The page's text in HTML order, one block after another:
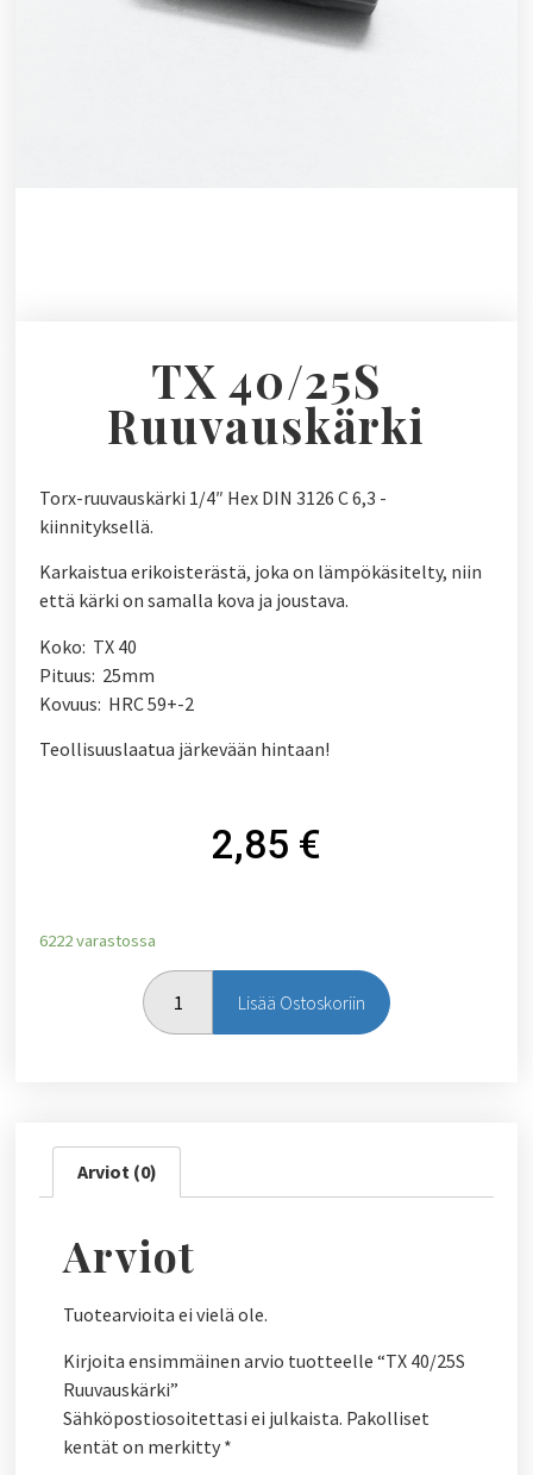
TX 40/25S
Ruuvauskärki
Torx-ruuvauskärki 1/4″ Hex DIN 3126 C 6,3 -
kiinnityksellä.
Karkaistua erikoisterästä, joka on lämpökäsitelty, niin
että kärki on samalla kova ja joustava.
Koko: TX 40
Pituus: 25mm
Kovuus: HRC 59+-2
Teollisuuslaatua järkevään hintaan!
2,85 €
6222 varastossa
Lisää Ostoskoriin
Arviot (0)
Arviot
Tuotearvioita ei vielä ole.
Kirjoita ensimmäinen arvio tuotteelle “TX 40/25S
Ruuvauskärki”
Sähköpostiosoitettasi ei julkaista. Pakolliset
kentät on merkitty *